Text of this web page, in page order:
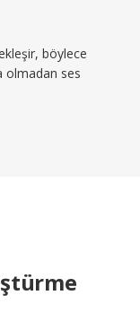
böylece
olmadan ses